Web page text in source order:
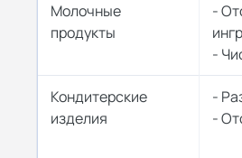
Молочные
продукты
-
-
Кондитерские
изделия
-
-